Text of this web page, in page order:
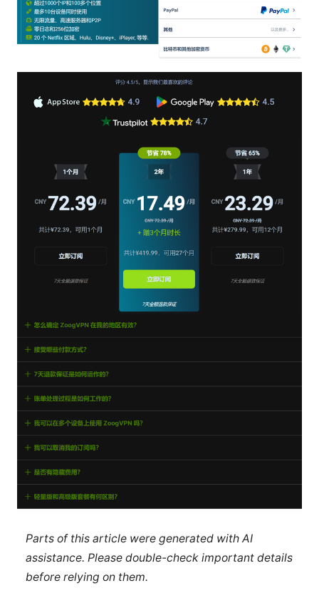
Parts of this article were generated with AI
assistance. Please double-check important details
before relying on them.